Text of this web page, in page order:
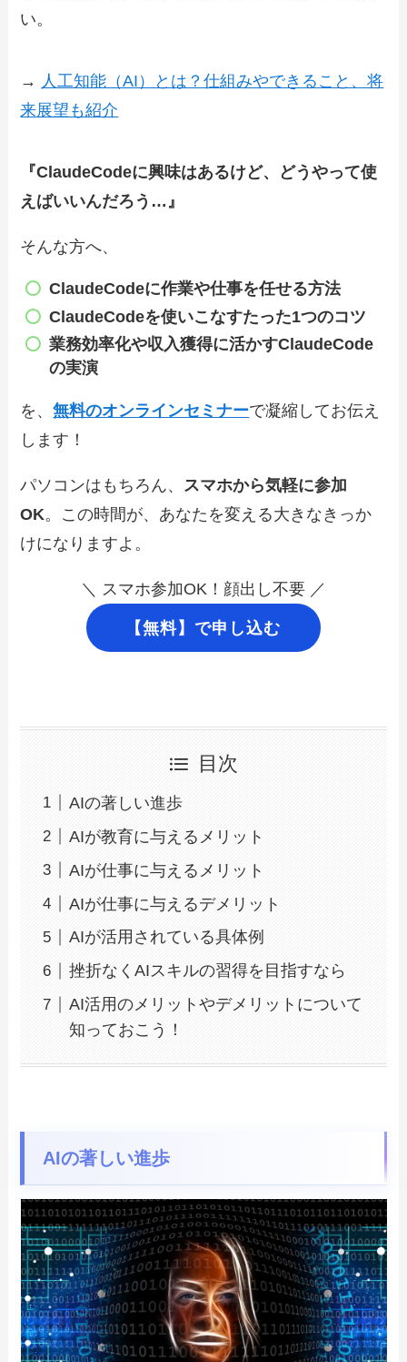
い。
→ 人工知能（AI）とは？仕組みやできること、将
来展望も紹介
『ClaudeCodeに興味はあるけど、どうやって使
えばいいんだろう…』
そんな方へ、
ClaudeCodeに作業や仕事を任せる方法
ClaudeCodeを使いこなすたった1つのコツ
業務効率化や収入獲得に活かすClaudeCode
の実演
を、無料のオンラインセミナーで凝縮してお伝え
します！
パソコンはもちろん、 スマホから気軽に参加
OK。この時間が、あなたを変える大きなきっか
けになりますよ。
＼ スマホ参加OK！顔出し不要 ／
【無料】で申し込む
目次
AIの著しい進歩
AIが教育に与えるメリット
AIが仕事に与えるメリット
AIが仕事に与えるデメリット
AIが活用されている具体例
挫折なくAIスキルの習得を目指すなら
AI活用のメリットやデメリットについて
知っておこう！
AIの著しい進歩